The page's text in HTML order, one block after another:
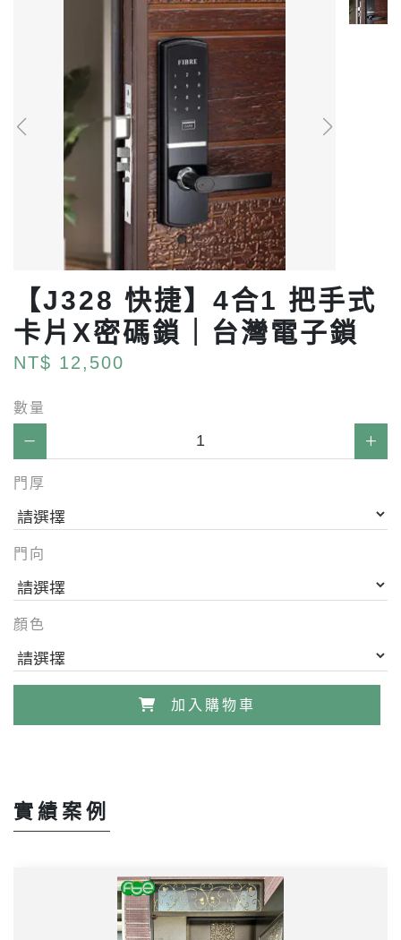
【J328 快捷】4合1 把手式
卡片X密碼鎖｜台灣電子鎖
NT$ 12,500
數量
門厚
門向
顏色
加入購物車
實績案例